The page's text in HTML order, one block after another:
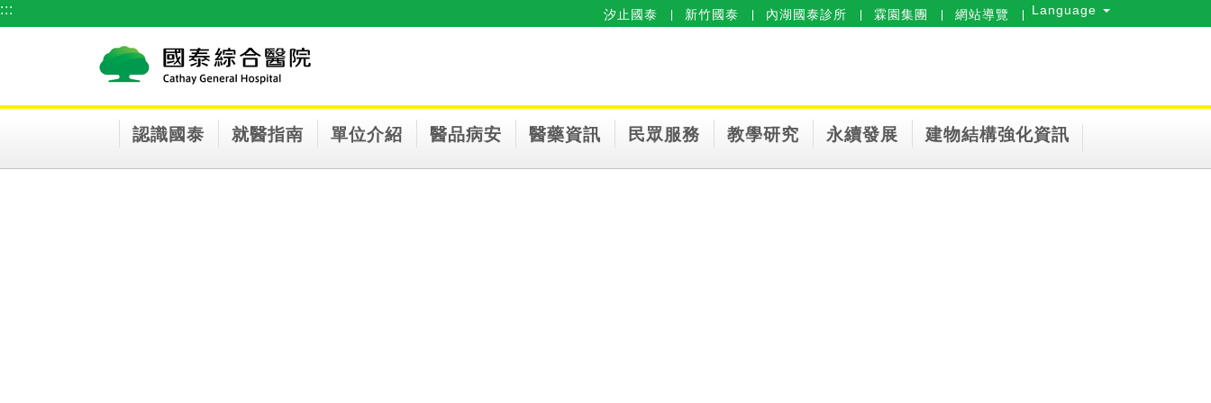
跳到主要內容區塊 汐止國泰 新竹國泰 內湖國泰診所 霖園集團 網站導覽 Language
認識國泰 就醫指南 單位介紹 醫品病安 醫藥資訊 民眾服務 教學研究 永續發展 建物結構強化資訊
:::